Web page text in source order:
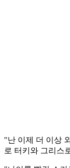
"난 이제 더 이상
로 터키와 그리스